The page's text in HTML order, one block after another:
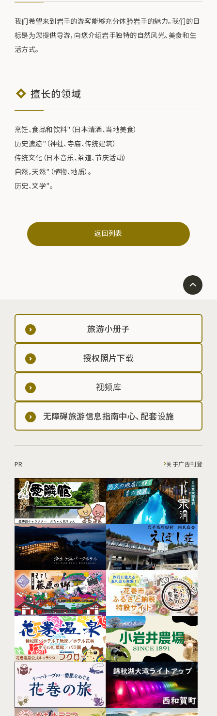
我们希望来到岩手的游客能够充分体验岩手的魅力。我们的目
标是为您提供导游，向您介绍岩手独特的自然风光、美食和生
活方式。
擅长的领域
烹饪、食品和饮料"（日本清酒、当地美食）
历史遗迹"（神社、寺庙、传统建筑）
传统文化（日本音乐、茶道、节庆活动）
自然，天然"（植物、地质）。
历史、文学"。
返回列表
旅游小册子
授权照片下载
视频库
无障碍旅游信息指南中心、配套设施
PR 关于广告刊登